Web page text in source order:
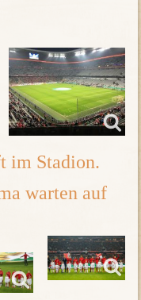
im Stadion.
warten auf